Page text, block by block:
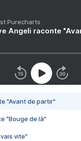
Purecharts
Angeli raconte
"Avant de partir"
"Bouge de là"
vite"